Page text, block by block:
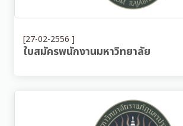
[27-02-2556 ]
ใบสมัครพนักงานมหาวิทยาลัย